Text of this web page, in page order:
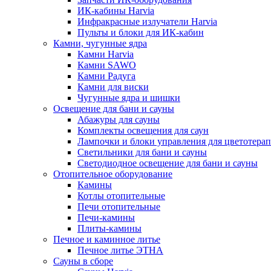
ИК-кабины Harvia
Инфракрасные излучатели Harvia
Пульты и блоки для ИК-кабин
Камни, чугунные ядра
Камни Harvia
Камни SAWO
Камни Радуга
Камни для виски
Чугунные ядра и шишки
Освещение для бани и сауны
Абажуры для сауны
Комплекты освещения для саун
Лампочки и блоки управления для
Светильники для бани и сауны
Светодиодное освещение для бани и сауны
Отопительное оборудование
Камины
Котлы отопительные
Печи отопительные
Печи-камины
Плиты-камины
Печное и каминное литье
Печное литье ЭТНА
Сауны в сборе